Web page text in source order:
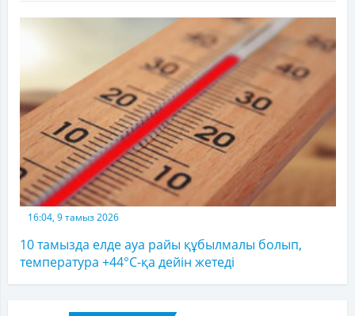
16:04, 9 тамыз 2026
10 тамызда елде ауа райы құбылмалы болып,
температура +44°C-қа дейін жетеді